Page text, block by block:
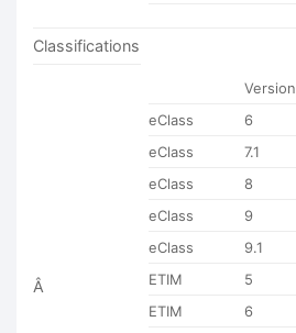
Classifications
Â
Version
eClass
6
eClass
7.1
eClass
8
eClass
9
eClass
9.1
ETIM
5
ETIM
6